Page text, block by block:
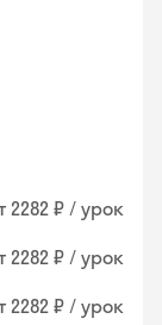
2282 ₽ / урок
2282 ₽ / урок
2282 ₽ / урок